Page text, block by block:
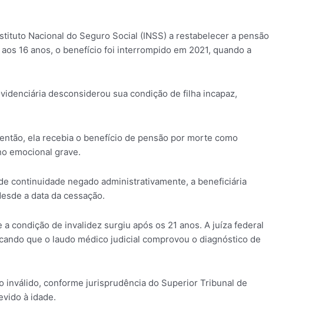
Nacional do Seguro Social (INSS) a restabelecer a pensão
16 anos, o benefício foi interrompido em 2021, quando a
desconsiderou sua condição de filha incapaz,
ela recebia o benefício de pensão por morte como
emocional grave.
continuidade negado administrativamente, a beneficiária
a data da cessação.
condição de invalidez surgiu após os 21 anos. A juíza federal
que o laudo médico judicial comprovou o diagnóstico de
inválido, conforme jurisprudência do Superior Tribunal de
à idade.